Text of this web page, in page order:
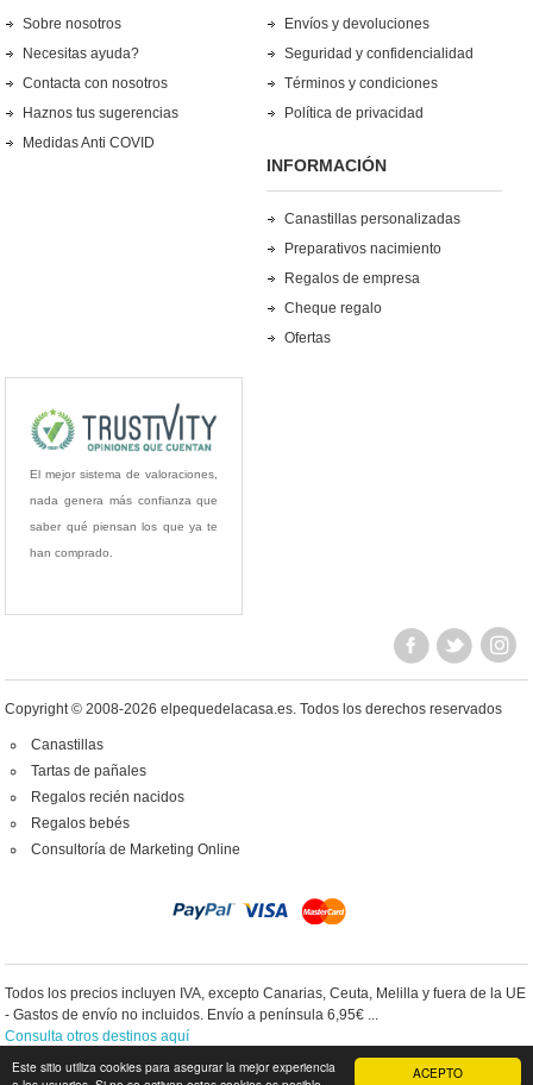
ACEPTO
Este sitio utiliza cookies para asegurar la mejor experiencia
Sobre nosotros
Necesitas ayuda?
Contacta con nosotros
Haznos tus sugerencias
Medidas Anti COVID
Envíos y devoluciones
Seguridad y confidencialidad
Términos y condiciones
Política de privacidad
INFORMACIÓN
Canastillas personalizadas
Preparativos nacimiento
Regalos de empresa
Cheque regalo
Ofertas
El mejor sistema de valoraciones,
nada genera más confianza que
saber qué piensan los que ya te
han comprado.
Copyright © 2008-2026 elpequedelacasa.es.Todos los derechos reservados
Canastillas
Tartas de pañales
Regalos recién nacidos
Regalos bebés
Consultoría de Marketing Online
Todos los precios incluyen IVA, excepto Canarias, Ceuta, Melilla y fuera de la UE
- Gastos de envío no incluidos. Envío a península 6,95€ ...
Consulta otros destinos aquí